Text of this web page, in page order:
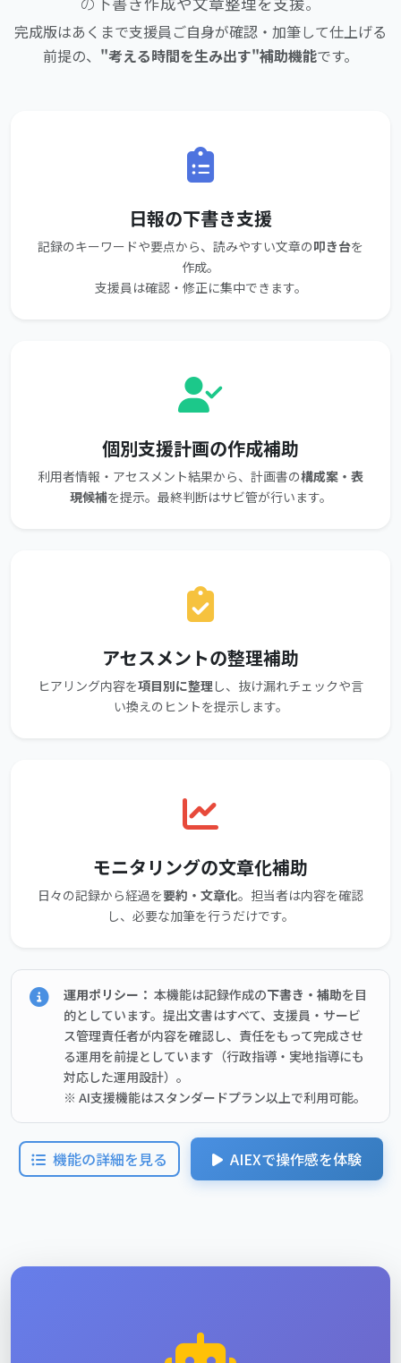
完成版はあくまで支援員ご自身が確認・加筆して仕上げる
前提の、 "考える時間を生み出す"補助機能です。
日報の下書き支援
記録のキーワードや要点から、読みやすい文章の叩き台を
作成。
支援員は確認・修正に集中できます。
個別支援計画の作成補助
利用者情報・アセスメント結果から、計画書の構成案・表
現候補を提示。最終判断はサビ管が行います。
アセスメントの整理補助
ヒアリング内容を項目別に整理し、抜け漏れチェックや言
い換えのヒントを提示します。
モニタリングの文章化補助
日々の記録から経過を要約・文章化。担当者は内容を確認
し、必要な加筆を行うだけです。
運用ポリシー： 本機能は記録作成の下書き・補助を目
的としています。提出文書はすべて、支援員・サービ
ス管理責任者が内容を確認し、責任をもって完成させ
る運用を前提としています（行政指導・実地指導にも
対応した運用設計）。
※ AI支援機能はスタンダードプラン以上で利用可能。
機能の詳細を見る AIEXで操作感を体験